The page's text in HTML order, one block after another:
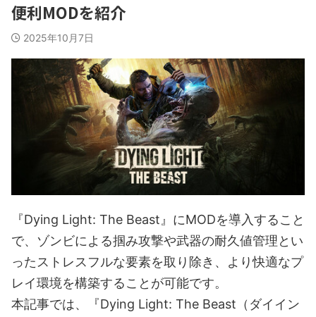
便利MODを紹介
2025年10月7日
『Dying Light: The Beast』にMODを導入すること
で、ゾンビによる掴み攻撃や武器の耐久値管理とい
ったストレスフルな要素を取り除き、より快適なプ
レイ環境を構築することが可能です。
本記事では、『Dying Light: The Beast（ダイイン